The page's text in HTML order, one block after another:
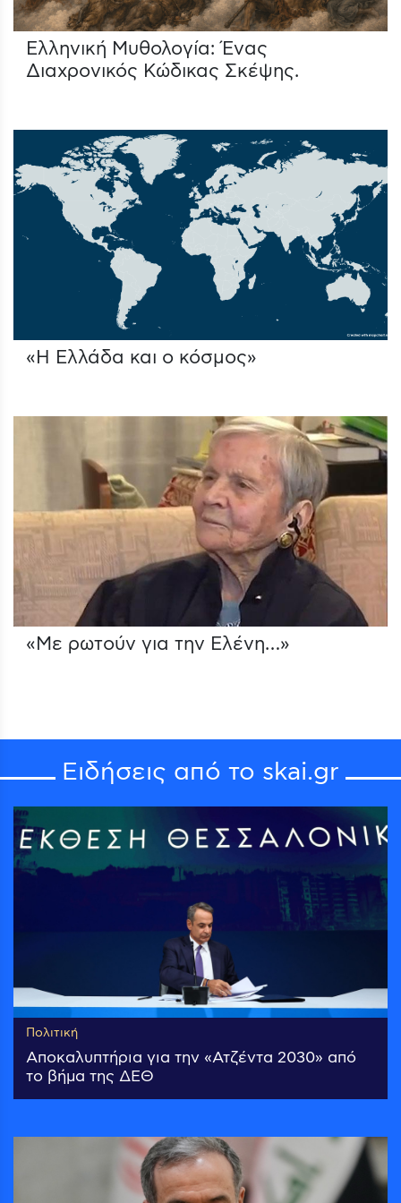
Ελληνική Μυθολογία: Ένας
Διαχρονικός Κώδικας Σκέψης.
«Η Ελλάδα και ο κόσμος»
«Με ρωτούν για την Ελένη…»
Ειδήσεις από το skai.gr
Πολιτική
Αποκαλυπτήρια για την «Ατζέντα 2030» από
το βήμα της ΔΕΘ